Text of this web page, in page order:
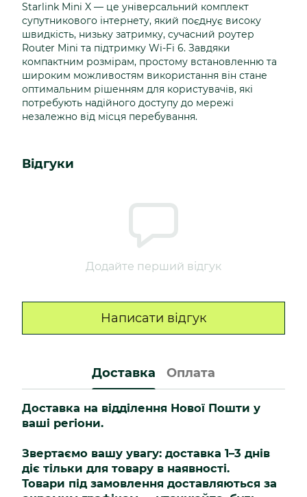
Starlink Mini X — це універсальний комплект
супутникового інтернету, який поєднує високу
швидкість, низьку затримку, сучасний роутер
Router Mini та підтримку Wi-Fi 6. Завдяки
компактним розмірам, простому встановленню та
широким можливостям використання він стане
оптимальним рішенням для користувачів, які
потребують надійного доступу до мережі
незалежно від місця перебування.
Відгуки
Додайте перший відгук
Написати відгук
Доставка Оплата
Доставка на відділення Нової Пошти у
ваші регіони.
Звертаємо вашу увагу: доставка 1–3 днів
діє тільки для товару в наявності.
Товари під замовлення доставляються за